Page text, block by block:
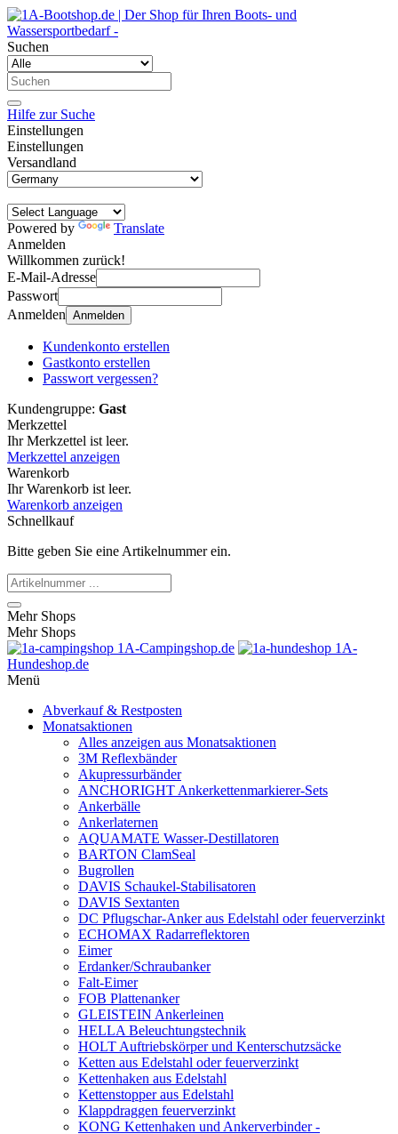
Suchen
Hilfe zur Suche
Einstellungen
Einstellungen
Versandland
Powered by
Translate
Anmelden
Willkommen zurück!
E-Mail-Adresse
Passwort
Anmelden Anmelden
Kundenkonto erstellen
Gastkonto erstellen
Passwort vergessen?
Kundengruppe: Gast
Merkzettel
Ihr Merkzettel ist leer.
Merkzettel anzeigen
Warenkorb
Ihr Warenkorb ist leer.
Warenkorb anzeigen
Schnellkauf
Bitte geben Sie eine Artikelnummer ein.
Mehr Shops
Mehr Shops
1A-Campingshop.de
1A-
Hundeshop.de
Menü
Abverkauf & Restposten
Monatsaktionen
Alles anzeigen aus Monatsaktionen
3M Reflexbänder
Akupressurbänder
ANCHORIGHT Ankerkettenmarkierer-Sets
Ankerbälle
Ankerlaternen
AQUAMATE Wasser-Destillatoren
BARTON ClamSeal
Bugrollen
DAVIS Schaukel-Stabilisatoren
DAVIS Sextanten
DC Pflugschar-Anker aus Edelstahl oder feuerverzinkt
ECHOMAX Radarreflektoren
Eimer
Erdanker/Schraubanker
Falt-Eimer
FOB Plattenanker
GLEISTEIN Ankerleinen
HELLA Beleuchtungstechnik
HOLT Auftriebskörper und Kenterschutzsäcke
Ketten aus Edelstahl oder feuerverzinkt
Kettenhaken aus Edelstahl
Kettenstopper aus Edelstahl
Klappdraggen feuerverzinkt
KONG Kettenhaken und Ankerverbinder -